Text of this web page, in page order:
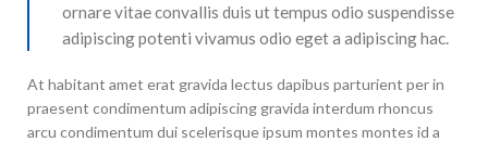
ornare vitae convallis duis ut tempus odio suspendisse
adipiscing potenti vivamus odio eget a adipiscing hac.
At habitant amet erat gravida lectus dapibus parturient per in
praesent condimentum adipiscing gravida interdum rhoncus
arcu condimentum dui scelerisque ipsum montes montes id a